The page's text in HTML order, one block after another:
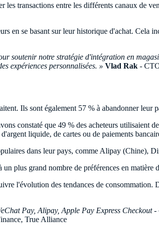
transactions entre les différents canaux de
en se basant sur leur historique d'achat. Cela
soutenir notre stratégie d'intégration en
expériences personnalisées. » Vlad Rak -
Ils sont également 57 % à abandonner leur
constaté que 49 % des acheteurs
liquide, de cartes ou de paiements
dans leur pays, comme Alipay (Chine),
plus grand nombre de préférences en matière
l'évolution des tendances de consommation.
Pay, Alipay, Apple Pay Express
True Alliance